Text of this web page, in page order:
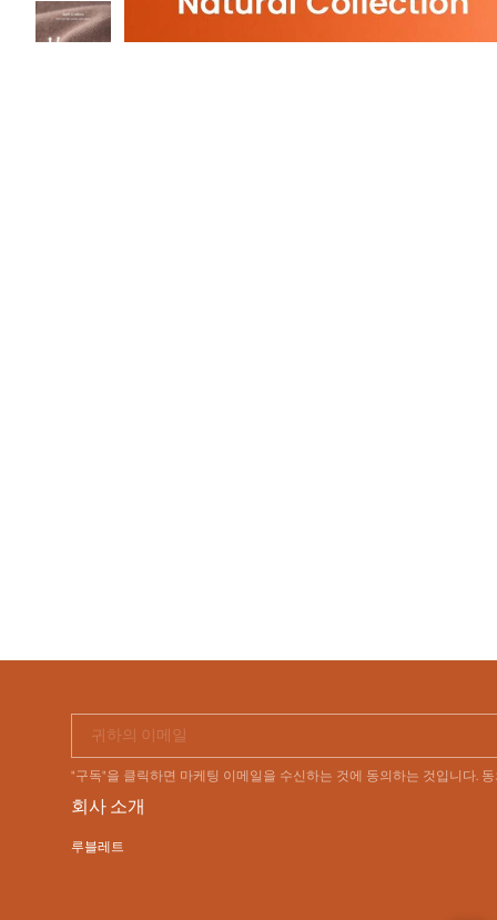
귀하의 이메일
"구독"을 클릭하면 마케팅 이메일을 수신하는 것에 동의하는 것입니다.
회사 소개
루블레트